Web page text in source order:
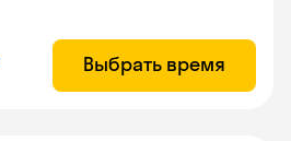
Выбрать время